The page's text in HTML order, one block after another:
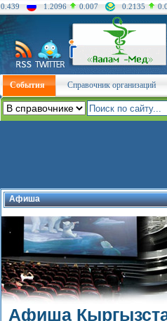
0.439 1.2096 0.007 0.2135
События Справочник организаций
Афиша
Афиша